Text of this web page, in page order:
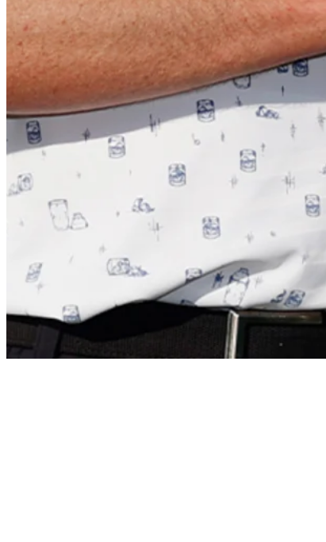
Play
Kevin Na hits tee shot to 2 feet and birdies at Charles Schwab
Highlights
Kevin Na shoots 61 to lead Sony Open in Hawaii